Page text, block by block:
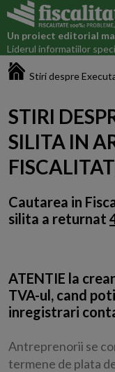
Un proiect editorial
Liderul informatiilor
Stiri despre
STIRI
SILITA IN
Cautarea in
silita a returnat
ATENTIE la
TVA-ul, cand
inregistrari
Antreprenorii se
termene de plata